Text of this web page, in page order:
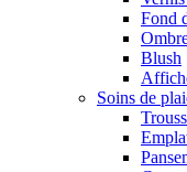
Fond
Blush
Soins de